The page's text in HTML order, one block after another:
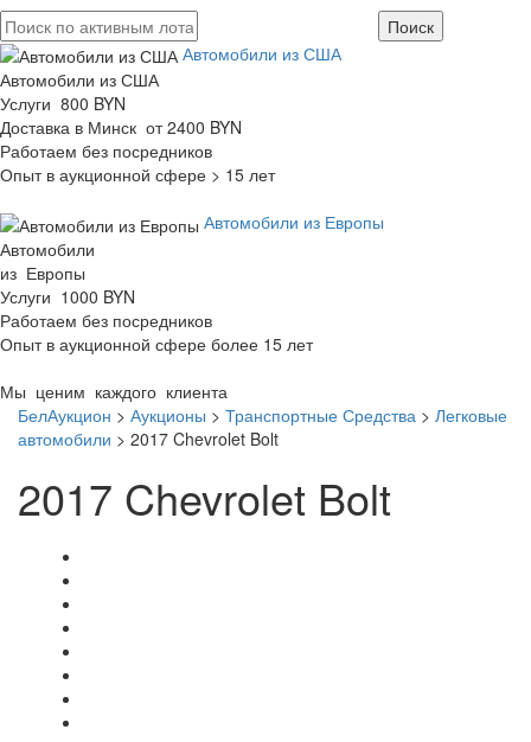
Автомобили из США
Автомобили из США
Услуги 800 BYN
Доставка в Минск от 2400 BYN
Работаем без посредников
Опыт в аукционной сфере > 15 лет
Автомобили из Европы
Автомобили
из Европы
Услуги 1000 BYN
Работаем без посредников
Опыт в аукционной сфере более 15 лет
Мы ценим каждого клиента
БелАукцион > Аукционы > Транспортные Средства > Легковые
автомобили > 2017 Chevrolet Bolt
2017 Chevrolet Bolt